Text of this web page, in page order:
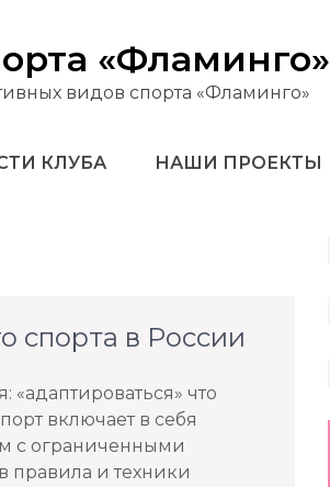
«Фламинго»
видов спорта «Фламинго»
КЛУБА НАШИ ПРОЕКТЫ
спорта в России
что
включает в себя
с ограниченными
правила и техники